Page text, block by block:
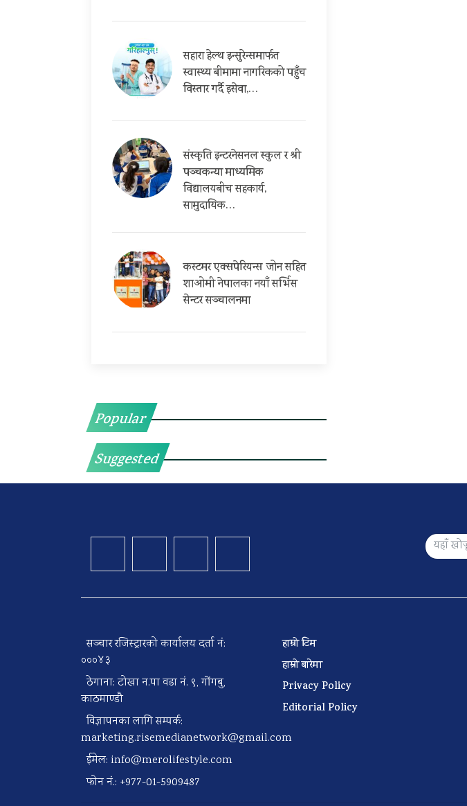
सहारा हेल्थ इन्सुरेन्समार्फत
स्वास्थ्य बीमामा नागरिकको पहुँच
विस्तार गर्दै इसेवा,…
संस्कृति इन्टरनेसनल स्कुल र श्री
पञ्चकन्या माध्यमिक
विद्यालयबीच सहकार्य,
सामुदायिक…
कस्टमर एक्सपेरियन्स जोन सहित
शाओमी नेपालका नयाँ सर्भिस
सेन्टर सञ्चालनमा
Popular
Suggested
सञ्चार रजिस्ट्रारको कार्यालय दर्ता नं:
०००४३
ठेगाना: टोखा न.पा वडा नं. ९, गोंगबु,
काठमाण्डौ
विज्ञापनका लागि सम्पर्क:
marketing.risemedianetwork@gmail.com
ईमेल: info@merolifestyle.com
फोन नं.: +977-01-5909487
हाम्रो टिम
हाम्रो बारेमा
Privacy Policy
Editorial Policy